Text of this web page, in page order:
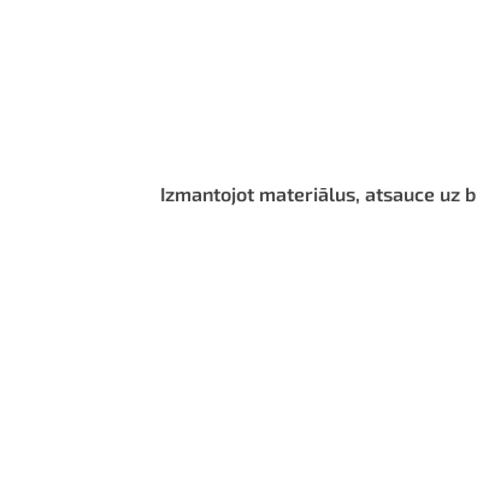
Izmantojot materiālus, atsauce uz